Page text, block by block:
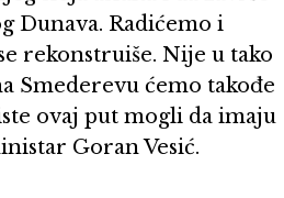
Dunava. Radićemo i
rekonstruiše. Nije u tako
Smederevu ćemo takođe
ovaj put mogli da imaju
Goran Vesić.